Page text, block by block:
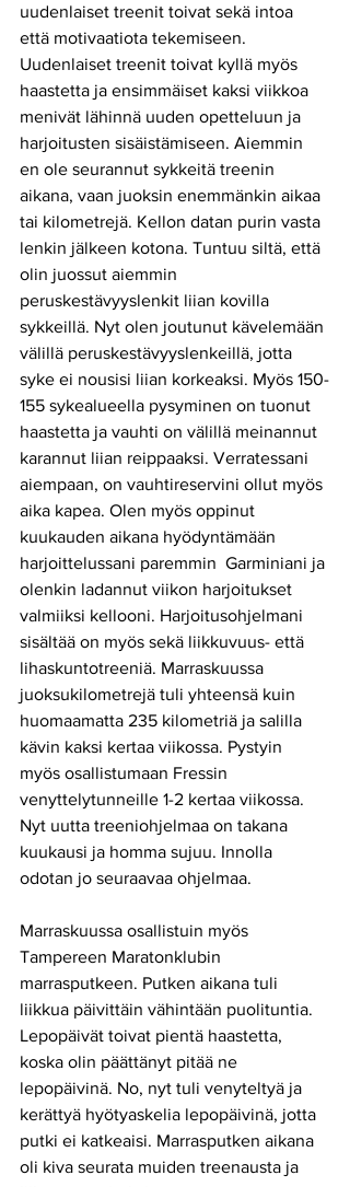
uudenlaiset treenit toivat sekä intoa
että motivaatiota tekemiseen.
Uudenlaiset treenit toivat kyllä myös
haastetta ja ensimmäiset kaksi viikkoa
menivät lähinnä uuden opetteluun ja
harjoitusten sisäistämiseen. Aiemmin
en ole seurannut sykkeitä treenin
aikana, vaan juoksin enemmänkin aikaa
tai kilometrejä. Kellon datan purin vasta
lenkin jälkeen kotona. Tuntuu siltä, että
olin juossut aiemmin
peruskestävyyslenkit liian kovilla
sykkeillä. Nyt olen joutunut kävelemään
välillä peruskestävyyslenkeillä, jotta
syke ei nousisi liian korkeaksi. Myös 150-
155 sykealueella pysyminen on tuonut
haastetta ja vauhti on välillä meinannut
karannut liian reippaaksi. Verratessani
aiempaan, on vauhtireservini ollut myös
aika kapea. Olen myös oppinut
kuukauden aikana hyödyntämään
harjoittelussani paremmin  Garminiani ja
olenkin ladannut viikon harjoitukset
valmiiksi kellooni. Harjoitusohjelmani
sisältää on myös sekä liikkuvuus- että
lihaskuntotreeniä. Marraskuussa
juoksukilometrejä tuli yhteensä kuin
huomaamatta 235 kilometriä ja salilla
kävin kaksi kertaa viikossa. Pystyin
myös osallistumaan Fressin
venyttelytunneille 1-2 kertaa viikossa.
Nyt uutta treeniohjelmaa on takana
kuukausi ja homma sujuu. Innolla
odotan jo seuraavaa ohjelmaa.
Marraskuussa osallistuin myös
Tampereen Maratonklubin
marrasputkeen. Putken aikana tuli
liikkua päivittäin vähintään puolituntia.
Lepopäivät toivat pientä haastetta,
koska olin päättänyt pitää ne
lepopäivinä. No, nyt tuli venyteltyä ja
kerättyä hyötyaskelia lepopäivinä, jotta
putki ei katkeaisi. Marrasputken aikana
oli kiva seurata muiden treenausta ja